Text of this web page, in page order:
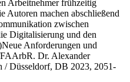
Arbeitnehmer frühzeitig
Autoren machen abschließend
zwischen
Digitalisierung und den
Neue Anforderungen und
Dr. Alexander
Düsseldorf, DB 2023, 2051-